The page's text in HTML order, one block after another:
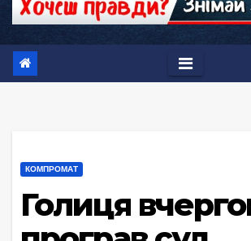
КОМПРОМАТ
Голиця